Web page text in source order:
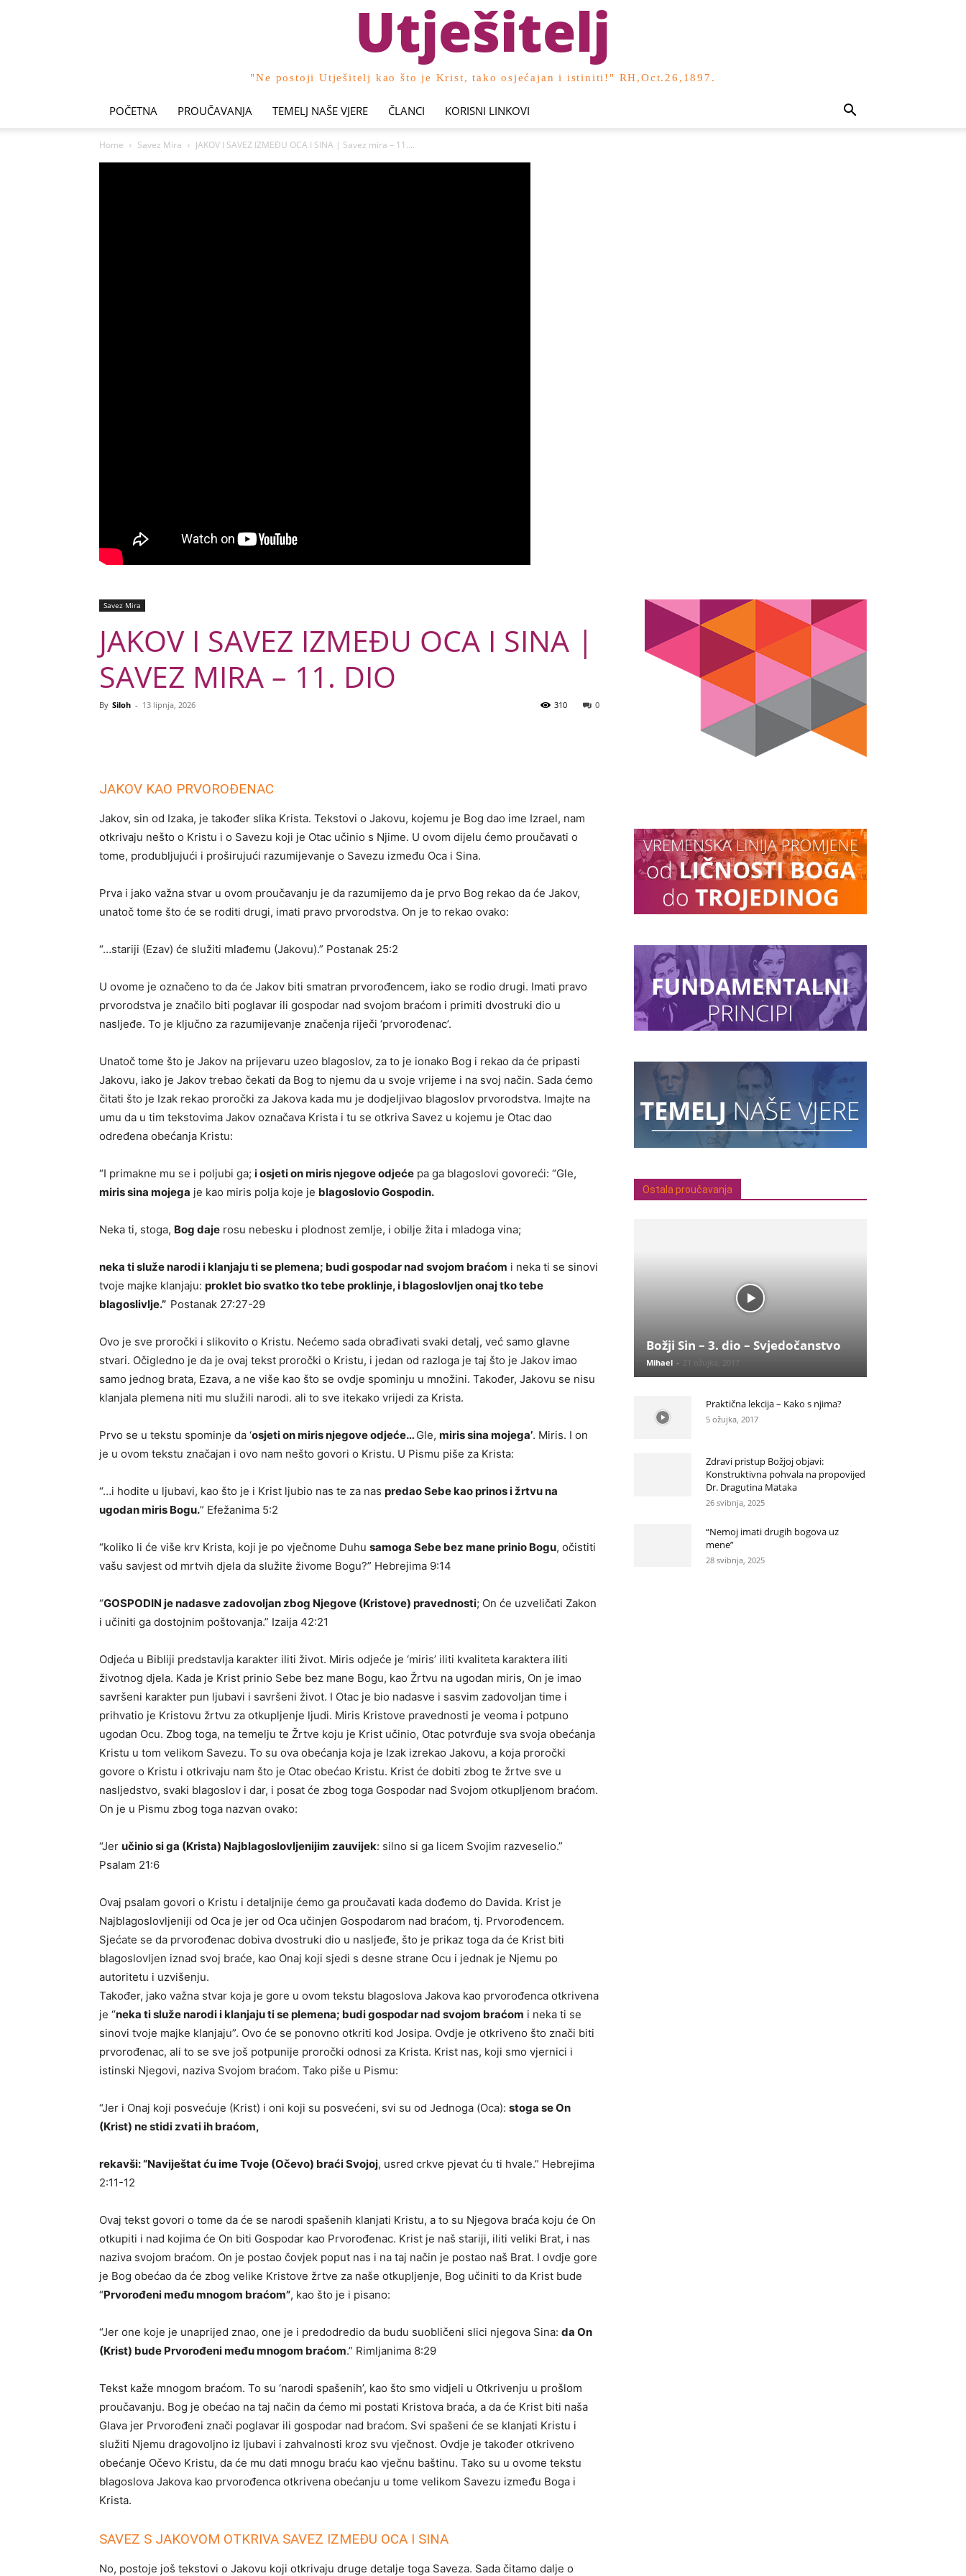
Utješitelj
"Ne postoji Utješitelj kao što je Krist, tako osjećajan i istiniti!" RH,Oct.26,1897.
POČETNA PROUČAVANJA TEMELJ NAŠE VJERE ČLANCI KORISNI LINKOVI
Home Savez Mira JAKOV I SAVEZ IZMEĐU OCA I SINA | Savez mira – 11....
Savez Mira
JAKOV I SAVEZ IZMEĐU OCA I SINA |
SAVEZ MIRA – 11. DIO
By Siloh - 13 lipnja, 2026 0
310
JAKOV KAO PRVOROĐENAC
Jakov, sin od Izaka, je također slika Krista. Tekstovi o Jakovu, kojemu je Bog dao ime Izrael, nam
otkrivaju nešto o Kristu i o Savezu koji je Otac učinio s Njime. U ovom dijelu ćemo proučavati o
tome, produbljujući i proširujući razumijevanje o Savezu između Oca i Sina.
Prva i jako važna stvar u ovom proučavanju je da razumijemo da je prvo Bog rekao da će Jakov,
unatoč tome što će se roditi drugi, imati pravo prvorodstva. On je to rekao ovako:
“…stariji (Ezav) će služiti mlađemu (Jakovu).” Postanak 25:2
U ovome je označeno to da će Jakov biti smatran prvorođencem, iako se rodio drugi. Imati pravo
prvorodstva je značilo biti poglavar ili gospodar nad svojom braćom i primiti dvostruki dio u
nasljeđe. To je ključno za razumijevanje značenja riječi ‘prvorođenac’.
Unatoč tome što je Jakov na prijevaru uzeo blagoslov, za to je ionako Bog i rekao da će pripasti
Jakovu, iako je Jakov trebao čekati da Bog to njemu da u svoje vrijeme i na svoj način. Sada ćemo
čitati što je Izak rekao proročki za Jakova kada mu je dodjeljivao blagoslov prvorodstva. Imajte na
umu da u tim tekstovima Jakov označava Krista i tu se otkriva Savez u kojemu je Otac dao
određena obećanja Kristu:
“I primakne mu se i poljubi ga; i osjeti on miris njegove odjeće pa ga blagoslovi govoreći: “Gle,
miris sina mojega je kao miris polja koje je blagoslovio Gospodin.
Neka ti, stoga, Bog daje rosu nebesku i plodnost zemlje, i obilje žita i mladoga vina;
neka ti služe narodi i klanjaju ti se plemena; budi gospodar nad svojom braćom i neka ti se sinovi
tvoje majke klanjaju: proklet bio svatko tko tebe proklinje, i blagoslovljen onaj tko tebe
blagoslivlje.” Postanak 27:27-29
Ovo je sve proročki i slikovito o Kristu. Nećemo sada obrađivati svaki detalj, već samo glavne
stvari. Očigledno je da je ovaj tekst proročki o Kristu, i jedan od razloga je taj što je Jakov imao
samo jednog brata, Ezava, a ne više kao što se ovdje spominju u množini. Također, Jakovu se nisu
klanjala plemena niti mu služili narodi. ali to sve itekako vrijedi za Krista.
Prvo se u tekstu spominje da ‘osjeti on miris njegove odjeće… Gle, miris sina mojega’. Miris. I on
je u ovom tekstu značajan i ovo nam nešto govori o Kristu. U Pismu piše za Krista:
“…i hodite u ljubavi, kao što je i Krist ljubio nas te za nas predao Sebe kao prinos i žrtvu na
ugodan miris Bogu.” Efežanima 5:2
“koliko li će više krv Krista, koji je po vječnome Duhu samoga Sebe bez mane prinio Bogu, očistiti
vašu savjest od mrtvih djela da služite živome Bogu?” Hebrejima 9:14
“GOSPODIN je nadasve zadovoljan zbog Njegove (Kristove) pravednosti; On će uzveličati Zakon
i učiniti ga dostojnim poštovanja.” Izaija 42:21
Odjeća u Bibliji predstavlja karakter iliti život. Miris odjeće je ‘miris’ iliti kvaliteta karaktera iliti
životnog djela. Kada je Krist prinio Sebe bez mane Bogu, kao Žrtvu na ugodan miris, On je imao
savršeni karakter pun ljubavi i savršeni život. I Otac je bio nadasve i sasvim zadovoljan time i
prihvatio je Kristovu žrtvu za otkupljenje ljudi. Miris Kristove pravednosti je veoma i potpuno
ugodan Ocu. Zbog toga, na temelju te Žrtve koju je Krist učinio, Otac potvrđuje sva svoja obećanja
Kristu u tom velikom Savezu. To su ova obećanja koja je Izak izrekao Jakovu, a koja proročki
govore o Kristu i otkrivaju nam što je Otac obećao Kristu. Krist će dobiti zbog te žrtve sve u
nasljedstvo, svaki blagoslov i dar, i posat će zbog toga Gospodar nad Svojom otkupljenom braćom.
On je u Pismu zbog toga nazvan ovako:
“Jer učinio si ga (Krista) Najblagoslovljenijim zauvijek: silno si ga licem Svojim razveselio.”
Psalam 21:6
Ovaj psalam govori o Kristu i detaljnije ćemo ga proučavati kada dođemo do Davida. Krist je
Najblagoslovljeniji od Oca je jer od Oca učinjen Gospodarom nad braćom, tj. Prvorođencem.
Sjećate se da prvorođenac dobiva dvostruki dio u nasljeđe, što je prikaz toga da će Krist biti
blagoslovljen iznad svoj braće, kao Onaj koji sjedi s desne strane Ocu i jednak je Njemu po
autoritetu i uzvišenju.
Također, jako važna stvar koja je gore u ovom tekstu blagoslova Jakova kao prvorođenca otkrivena
je “neka ti služe narodi i klanjaju ti se plemena; budi gospodar nad svojom braćom i neka ti se
sinovi tvoje majke klanjaju”. Ovo će se ponovno otkriti kod Josipa. Ovdje je otkriveno što znači biti
prvorođenac, ali to se sve još potpunije proročki odnosi za Krista. Krist nas, koji smo vjernici i
istinski Njegovi, naziva Svojom braćom. Tako piše u Pismu:
“Jer i Onaj koji posvećuje (Krist) i oni koji su posvećeni, svi su od Jednoga (Oca): stoga se On
(Krist) ne stidi zvati ih braćom,
rekavši: “Naviještat ću ime Tvoje (Očevo) braći Svojoj, usred crkve pjevat ću ti hvale.” Hebrejima
2:11-12
Ovaj tekst govori o tome da će se narodi spašenih klanjati Kristu, a to su Njegova braća koju će On
otkupiti i nad kojima će On biti Gospodar kao Prvorođenac. Krist je naš stariji, iliti veliki Brat, i nas
naziva svojom braćom. On je postao čovjek poput nas i na taj način je postao naš Brat. I ovdje gore
je Bog obećao da će zbog velike Kristove žrtve za naše otkupljenje, Bog učiniti to da Krist bude
“Prvorođeni među mnogom braćom”, kao što je i pisano:
“Jer one koje je unaprijed znao, one je i predodredio da budu suobličeni slici njegova Sina: da On
(Krist) bude Prvorođeni među mnogom braćom.” Rimljanima 8:29
Tekst kaže mnogom braćom. To su ‘narodi spašenih’, kao što smo vidjeli u Otkrivenju u prošlom
proučavanju. Bog je obećao na taj način da ćemo mi postati Kristova braća, a da će Krist biti naša
Glava jer Prvorođeni znači poglavar ili gospodar nad braćom. Svi spašeni će se klanjati Kristu i
služiti Njemu dragovoljno iz ljubavi i zahvalnosti kroz svu vječnost. Ovdje je također otkriveno
obećanje Očevo Kristu, da će mu dati mnogu braću kao vječnu baštinu. Tako su u ovome tekstu
blagoslova Jakova kao prvorođenca otkrivena obećanju u tome velikom Savezu između Boga i
Krista.
SAVEZ S JAKOVOM OTKRIVA SAVEZ IZMEĐU OCA I SINA
No, postoje još tekstovi o Jakovu koji otkrivaju druge detalje toga Saveza. Sada čitamo dalje o
Ostala proučavanja
Božji Sin – 3. dio – Svjedočanstvo
Mihael - 21 ožujka, 2017
Praktična lekcija – Kako s njima?
5 ožujka, 2017
Zdravi pristup Božjoj objavi:
Konstruktivna pohvala na propovijed
Dr. Dragutina Mataka
26 svibnja, 2025
“Nemoj imati drugih bogova uz
mene”
28 svibnja, 2025